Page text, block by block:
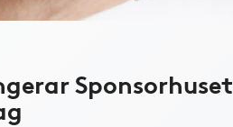
Sponsorhuset